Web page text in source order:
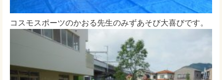
コスモスポーツのかおる先生のみずあそび大喜びです。